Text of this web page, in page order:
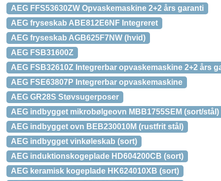
AEG FFS53630ZW Opvaskemaskine 2+2 års garanti
AEG fryseskab ABE812E6NF Integreret
AEG fryseskab AGB625F7NW (hvid)
AEG FSB31600Z
AEG FSB32610Z Integrerbar opvaskemaskine 2+2 års
AEG FSE63807P Integrerbar opvaskemaskine
AEG GR28S Støvsugerposer
AEG indbygget mikrobølgeovn MBB1755SEM (sort/stål)
AEG indbygget ovn BEB230010M (rustfrit stål)
AEG indbygget vinkøleskab (sort)
AEG induktionskogeplade HD604200CB (sort)
AEG keramisk kogeplade HK624010XB (sort)